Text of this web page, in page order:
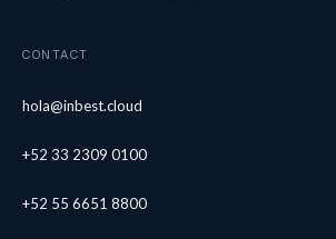
CONTACT
hola@inbest.cloud
+52 33 2309 0100
+52 55 6651 8800